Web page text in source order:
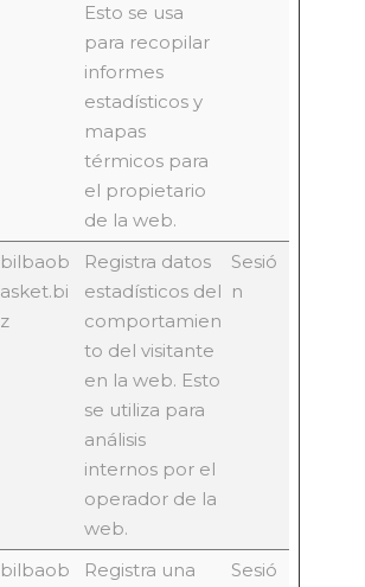
Esto se usa
para recopilar
informes
estadísticos y
mapas
térmicos para
el propietario
de la web.
bilbaob
asket.bi
z
Registra datos
estadísticos del
comportamien
to del visitante
en la web. Esto
se utiliza para
análisis
internos por el
operador de la
web.
Sesió
n
bilbaob
Registra una
Sesió